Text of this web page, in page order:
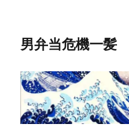
男弁当危機一髪